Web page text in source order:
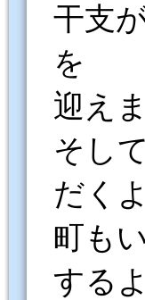
干支
を
迎え
そし
だく
町も
する